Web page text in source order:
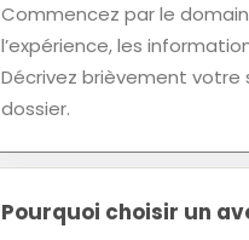
Commencez par le
l’expérience, les
Décrivez brièvement
dossier.
Pourquoi choisir un